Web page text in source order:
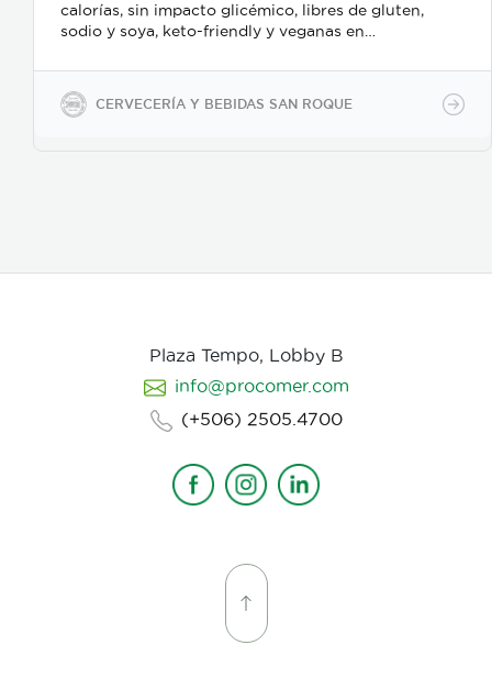
calorías, sin impacto glicémico, libres de gluten,
sodio y soya, keto-friendly y veganas en
en PET.
CERVECERÍA Y BEBIDAS SAN ROQUE
Plaza Tempo, Lobby B
info@procomer.com
(+506) 2505.4700